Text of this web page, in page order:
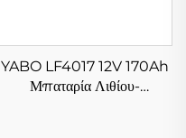
YABO LF4017 12V 170Ah
Μπαταρία Λιθίου-